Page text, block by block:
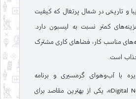
و تاریخی در شمال پرتغال که کیفیت
کمتر نسبت به لیسبون دارد.
مناسب کار، فضاهای کاری مشترک
است.
با آب‌وهوای گرمسیری و برنامه
«Digital Nomad Village»، یکی از بهترین مقاصد برای